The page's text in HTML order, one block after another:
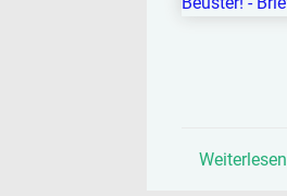
Weiterlesen